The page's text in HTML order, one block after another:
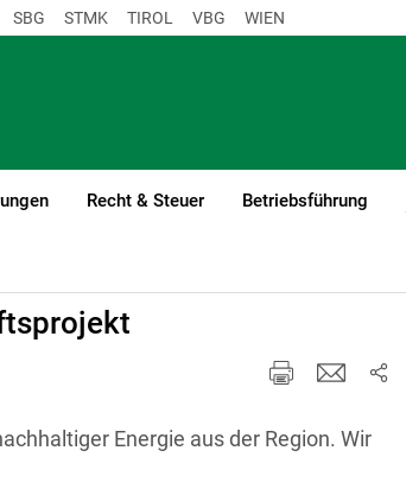
SBG STMK TIROL VBG WIEN
Recht & Steuer Betriebsführung
Energie aus der Region. Wir